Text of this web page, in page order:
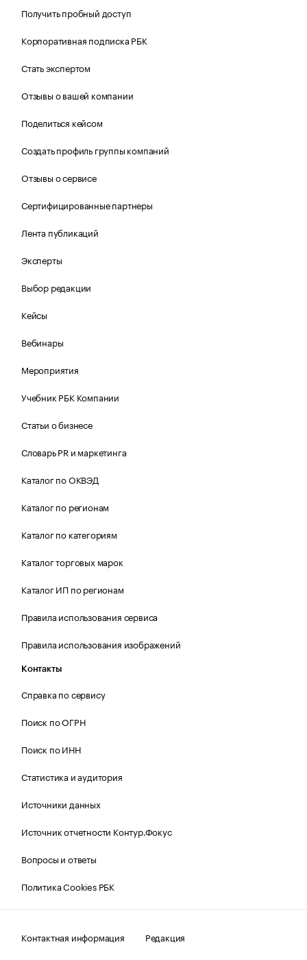
Получить пробный доступ
Корпоративная подписка РБК
Стать экспертом
Отзывы о вашей компании
Поделиться кейсом
Создать профиль группы компаний
Отзывы о сервисе
Сертифицированные партнеры
Лента публикаций
Эксперты
Выбор редакции
Кейсы
Вебинары
Мероприятия
Учебник РБК Компании
Статьи о бизнесе
Словарь PR и маркетинга
Каталог по ОКВЭД
Каталог по регионам
Каталог по категориям
Каталог торговых марок
Каталог ИП по регионам
Правила использования сервиса
Правила использования изображений
Контакты
Справка по сервису
Поиск по ОГРН
Поиск по ИНН
Статистика и аудитория
Источники данных
Источник отчетности Контур.Фокус
Вопросы и ответы
Политика Cookies РБК
Контактная информация
Редакция